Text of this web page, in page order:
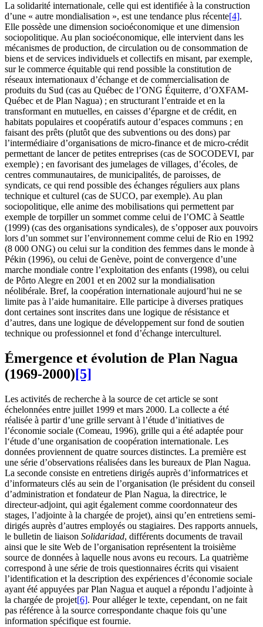
La solidarité internationale, celle qui est identifiée à la construction
d’une « autre mondialisation », est une tendance plus récente[4].
Elle possède une dimension socioéconomique et une dimension
sociopolitique. Au plan socioéconomique, elle intervient dans les
mécanismes de production, de circulation ou de consommation de
biens et de services individuels et collectifs en misant, par exemple,
sur le commerce équitable qui rend possible la constitution de
réseaux internationaux d’échange et de commercialisation de
produits du Sud (cas au Québec de l’ONG Équiterre, d’OXFAM-
Québec et de Plan Nagua) ; en structurant l’entraide et en la
transformant en mutuelles, en caisses d’épargne et de crédit, en
habitats populaires et coopératifs autour d’espaces communs ; en
faisant des prêts (plutôt que des subventions ou des dons) par
l’intermédiaire d’organisations de micro-finance et de micro-crédit
permettant de lancer de petites entreprises (cas de SOCODEVI, par
exemple) ; en favorisant des jumelages de villages, d’écoles, de
centres communautaires, de municipalités, de paroisses, de
syndicats, ce qui rend possible des échanges réguliers aux plans
technique et culturel (cas de SUCO, par exemple). Au plan
sociopolitique, elle anime des mobilisations qui permettent par
exemple de torpiller un sommet comme celui de l’OMC à Seattle
(1999) (cas des organisations syndicales), de s’opposer aux pouvoirs
lors d’un sommet sur l’environnement comme celui de Rio en 1992
(8 000 ONG) ou celui sur la condition des femmes dans le monde à
Pékin (1996), ou celui de Genève, point de convergence d’une
marche mondiale contre l’exploitation des enfants (1998), ou celui
de Pôrto Alegre en 2001 et en 2002 sur la mondialisation
néolibérale. Bref, la coopération internationale aujourd’hui ne se
limite pas à l’aide humanitaire. Elle participe à diverses pratiques
dont certaines sont inscrites dans une logique de résistance et
d’autres, dans une logique de développement sur fond de soutien
technique ou professionnel et fond d’échange interculturel.
Émergence et évolution de Plan Nagua
(1969-2000)[5]
Les activités de recherche à la source de cet article se sont
échelonnées entre juillet 1999 et mars 2000. La collecte a été
réalisée à partir d’une grille servant à l’étude d’initiatives de
l’économie sociale (Comeau, 1996), grille qui a été adaptée pour
l‘étude d’une organisation de coopération internationale. Les
données proviennent de quatre sources distinctes. La première est
une série d’observations réalisées dans les bureaux de Plan Nagua.
La seconde consiste en entretiens dirigés auprès d’informatrices et
d’informateurs clés au sein de l’organisation (le président du conseil
d’administration et fondateur de Plan Nagua, la directrice, le
directeur-adjoint, qui agit également comme coordonnateur des
stages, l’adjointe à la chargée de projet), ainsi qu’en entretiens semi-
dirigés auprès d’autres employés ou stagiaires. Des rapports annuels,
le bulletin de liaison Solidaridad, différents documents de travail
ainsi que le site Web de l’organisation représentent la troisième
source de données à laquelle nous avons eu recours. La quatrième
correspond à une série de trois questionnaires écrits qui visaient
l’identification et la description des expériences d’économie sociale
ayant été appuyées par Plan Nagua et auquel a répondu l’adjointe à
la chargée de projet[6]. Pour alléger le texte, cependant, on ne fait
pas référence à la source correspondante chaque fois qu’une
information spécifique est fournie.